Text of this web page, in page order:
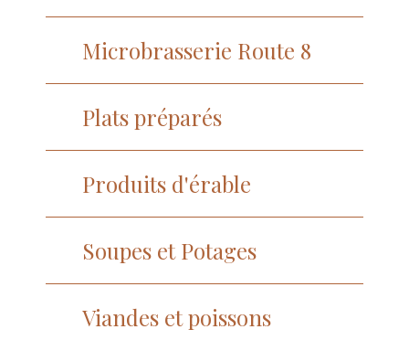
Microbrasserie Route 8
Plats préparés
Produits d'érable
Soupes et Potages
Viandes et poissons